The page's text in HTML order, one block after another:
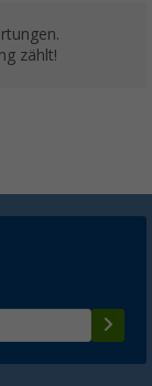
zählt!